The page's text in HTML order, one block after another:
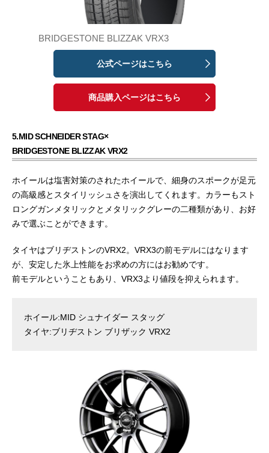
BRIDGESTONE BLIZZAK VRX3
公式ページはこちら
商品購入ページはこちら
5.MID SCHNEIDER STAG×
BRIDGESTONE BLIZZAK VRX2
ホイールは塩害対策のされたホイールで、細身のスポークが足元
の高級感とスタイリッシュさを演出してくれます。カラーもスト
ロングガンメタリックとメタリックグレーの二種類があり、お好
みで選ぶことができます。
タイヤはブリヂストンのVRX2。VRX3の前モデルにはなります
が、安定した氷上性能をお求めの方にはお勧めです。
前モデルということもあり、VRX3より値段を抑えられます。
ホイール:MID シュナイダー スタッグ
タイヤ:ブリヂストン ブリザック VRX2